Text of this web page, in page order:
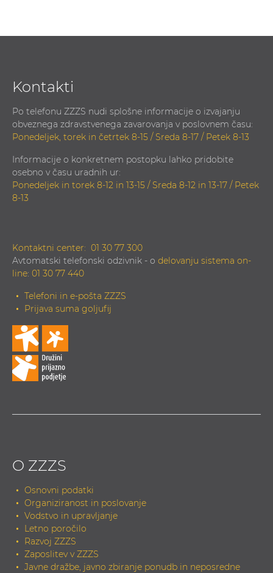
Kontakti
Po telefonu ZZZS nudi splošne informacije o izvajanju
obveznega zdravstvenega zavarovanja v poslovnem času:
Ponedeljek, torek in četrtek 8-15 / Sreda 8-17 / Petek 8-13
Informacije o konkretnem postopku lahko pridobite
osebno v času uradnih ur:
Ponedeljek in torek 8-12 in 13-15 / Sreda 8-12 in 13-17 / Petek
8-13
Kontaktni center: 01 30 77 300
Avtomatski telefonski odzivnik - o delovanju sistema on-
line: 01 30 77 440
Telefoni in e-pošta ZZZS
Prijava suma goljufij
O ZZZS
Osnovni podatki
Organiziranost in poslovanje
Vodstvo in upravljanje
Letno poročilo
Razvoj ZZZS
Zaposlitev v ZZZS
Javne dražbe, javno zbiranje ponudb in neposredne